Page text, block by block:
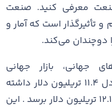
معرفی کنید. صنعت
تأثیرگذار است که آمار و
دوچندان می‌کند.
جهانی، بازار جهانی
ساخت‌وساز در سال ۲۰۲۴ ارزشی معادل ۱۱.۴ تریلیون دلار داشته
و پیش‌بینی می‌شود تا سال ۲۰۲۵ به ۱۲.۱ تریلیون دلار برسد . این